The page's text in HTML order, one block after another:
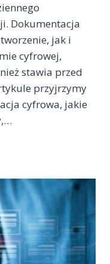
Dokumentacja
jak i
cyfrowej,
stawia przed
przyjrzymy
cyfrowa, jakie